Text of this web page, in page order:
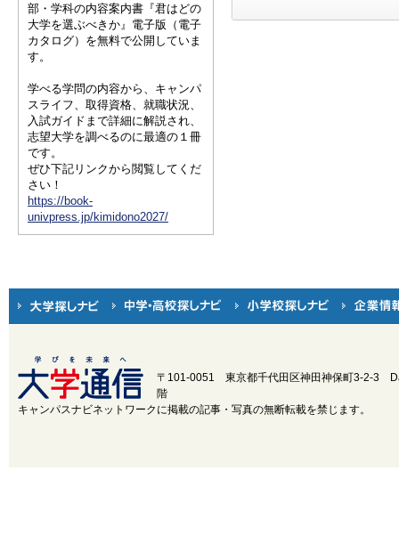
部・学科の内容案内書『君はどの
大学を選ぶべきか』電子版（電子
カタログ）を無料で公開していま
す。
学べる学問の内容から、キャンパ
スライフ、取得資格、就職状況、
入試ガイドまで詳細に解説され、
志望大学を調べるのに最適の１冊
です。
ぜひ下記リンクから閲覧してくだ
さい！
https://book-
univpress.jp/kimidono2027/
〒101-0051 東京都千代田区神田神保町3-2-3
階
キャンパスナビネットワークに掲載の記事・写真の無断転載を禁じます。